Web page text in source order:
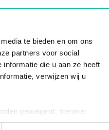
te bieden en om ons
partners voor social
die u aan ze heeft
verwijzen wij u
geweigerd; hierover
op elk moment intrekken
automatique des
pour
avec elles. Une situation